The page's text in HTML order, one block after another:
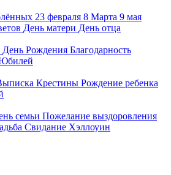
23 февраля 8 Марта 9 мая
День матери День отца
День Рождения Благодарность
Крестины Рождение ребенка
семьи Пожелание выздоровления
Свидание Хэллоуин